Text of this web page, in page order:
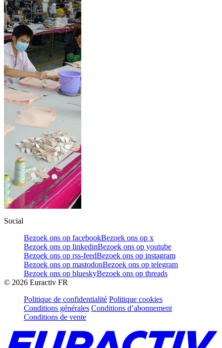
Social
Bezoek ons op facebookBezoek ons op x
Bezoek ons op linkedinBezoek ons op youtube
Bezoek ons op rss-feedBezoek ons op instagram
Bezoek ons op mastodonBezoek ons op telegram
Bezoek ons op blueskyBezoek ons op threads
© 2026 Euractiv FR
Politique de confidentialité Politique cookies
Conditions générales Conditions d’abonnement
Conditions de vente